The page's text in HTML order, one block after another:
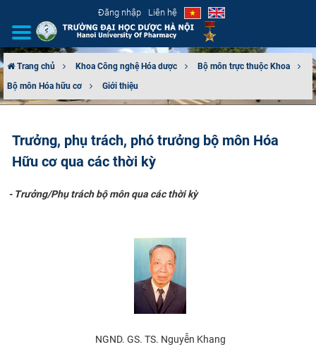
Đăng nhập Liên hệ
GIỚI THIỆU
TUYỂN SINH
ĐÀO TẠO
KHOA HỌC CÔNG NGHỆ
CỰU NGƯỜI HỌC
Trang chủ Khoa Công nghệ Hóa dược
Bộ môn trực thuộc Khoa
Bộ môn Hóa hữu cơ
Giới thiệu
Trưởng, phụ trách, phó trưởng bộ môn Hóa
Hữu cơ qua các thời kỳ
- Trưởng/Phụ trách bộ môn qua các thời kỳ
NGND. GS. TS. Nguyễn Khang